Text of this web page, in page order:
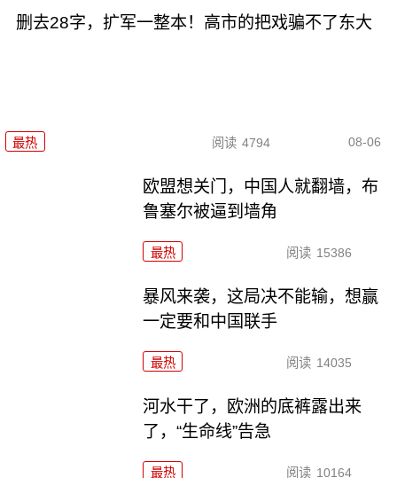
删去28字，扩军一整本！高市的把戏骗不了东大
最热 阅读 4794 08-06
欧盟想关门，中国人就翻墙，布
鲁塞尔被逼到墙角
最热 阅读 15386
暴风来袭，这局决不能输，想赢
一定要和中国联手
最热 阅读 14035
河水干了，欧洲的底裤露出来
了，“生命线”告急
最热 阅读 10164